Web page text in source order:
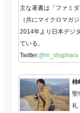
主な著書は「ファミ
（共にマイクロマガ
2014年より日本デジ
ている。
Twitter:@m_shigihara
柿
聖
礼